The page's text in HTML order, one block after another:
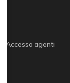
Accesso agenti